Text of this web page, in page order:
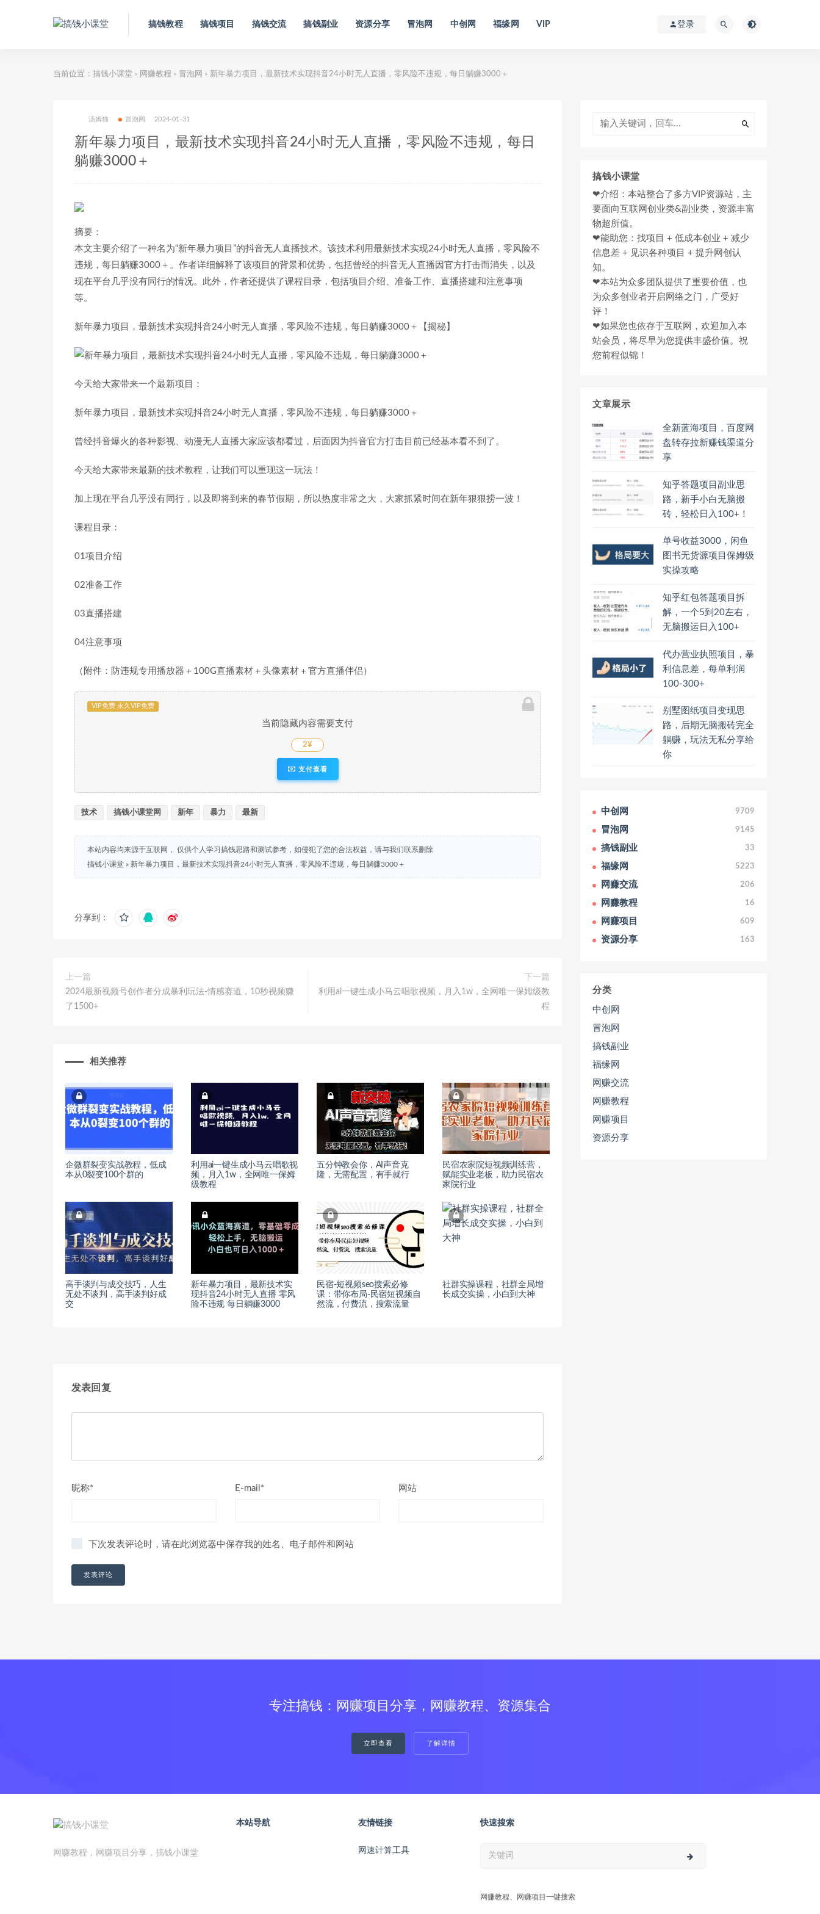
搞钱教程 搞钱项目 搞钱交流 搞钱副业 资源分享 冒泡网 中创网 福缘网 VIP 登录
当前位置： 搞钱小课堂 > 网赚教程 > 冒泡网 > 新年暴力项目，最新技术实现抖音24小时无人直播，零风险不违规，每日躺赚3000＋
汤姆猫 冒泡网 2024-01-31
新年暴力项目，最新技术实现抖音24小时无人直播，零风险不违规，每日
躺赚3000＋
摘要：
本文主要介绍了一种名为“新年暴力项目”的抖音无人直播技术。该技术利用最新技术实现24小时无人直播，零风险不
违规，每日躺赚3000＋。作者详细解释了该项目的背景和优势，包括曾经的抖音无人直播因官方打击而消失，以及
现在平台几乎没有同行的情况。此外，作者还提供了课程目录，包括项目介绍、准备工作、直播搭建和注意事项
等。
新年暴力项目，最新技术实现抖音24小时无人直播，零风险不违规，每日躺赚3000＋【揭秘】
今天给大家带来一个最新项目：
新年暴力项目，最新技术实现抖音24小时无人直播，零风险不违规，每日躺赚3000＋
曾经抖音爆火的各种影视、动漫无人直播大家应该都看过，后面因为抖音官方打击目前已经基本看不到了。
今天给大家带来最新的技术教程，让我们可以重现这一玩法！
加上现在平台几乎没有同行，以及即将到来的春节假期，所以热度非常之大，大家抓紧时间在新年狠狠捞一波！
课程目录：
01项目介绍
02准备工作
03直播搭建
04注意事项
（附件：防违规专用播放器＋100G直播素材＋头像素材＋官方直播伴侣）
VIP免费 永久VIP免费
当前隐藏内容需要支付
2¥
支付查看
技术 搞钱小课堂网 新年 暴力 最新
本站内容均来源于互联网， 仅供个人学习搞钱思路和测试参考，如侵犯了您的合法权益，请与我们联系删除
搞钱小课堂 » 新年暴力项目，最新技术实现抖音24小时无人直播，零风险不违规，每日躺赚3000＋
分享到：
上一篇
2024最新视频号创作者分成暴利玩法-情感赛道，10秒视频赚
了1500+
下一篇
利用ai一键生成小马云唱歌视频，月入1w，全网唯一保姆级教
程
相关推荐
企微群裂变实战教程，低成
本从0裂变100个群的
利用ai一键生成小马云唱歌视
频，月入1w，全网唯一保姆
级教程
五分钟教会你，AI声音克
隆，无需配置，有手就行
民宿农家院短视频训练营，
赋能实业老板，助力民宿农
家院行业
高手谈判与成交技巧，人生
无处不谈判，高手谈判好成
交
新年暴力项目，最新技术实
现抖音24小时无人直播 零风
险不违规 每日躺赚3000
民宿-短视频seo搜索必修
课：带你布局-民宿短视频自
然流，付费流，搜索流量
社群实操课程，社群全局增
长成交实操，小白到大神
发表回复
昵称* E-mail* 网站
下次发表评论时，请在此浏览器中保存我的姓名、电子邮件和网站
搞钱小课堂
❤介绍：本站整合了多方VIP资源站，主
要面向互联网创业类&副业类，资源丰富
物超所值。
❤能助您：找项目 + 低成本创业 + 减少
信息差 + 见识各种项目 + 提升网创认
知。
❤本站为众多团队提供了重要价值，也
为众多创业者开启网络之门，广受好
评！
❤如果您也依存于互联网，欢迎加入本
站会员，将尽早为您提供丰盛价值。祝
您前程似锦！
文章展示
全新蓝海项目，百度网
盘转存拉新赚钱渠道分
享
知乎答题项目副业思
路，新手小白无脑搬
砖，轻松日入100+！
单号收益3000，闲鱼
图书无货源项目保姆级
实操攻略
知乎红包答题项目拆
解，一个5到20左右，
无脑搬运日入100+
代办营业执照项目，暴
利信息差，每单利润
100-300+
别墅图纸项目变现思
路，后期无脑搬砖完全
躺赚，玩法无私分享给
你
中创网 9709
冒泡网 9145
搞钱副业 33
福缘网 5223
网赚交流 206
网赚教程 16
网赚项目 609
资源分享 163
分类
中创网
冒泡网
搞钱副业
福缘网
网赚交流
网赚教程
网赚项目
资源分享
专注搞钱：网赚项目分享，网赚教程、资源集合
立即查看 了解详情
网赚教程，网赚项目分享，搞钱小课堂
本站导航 友情链接
网速计算工具
快速搜索
网赚教程、网赚项目一键搜索